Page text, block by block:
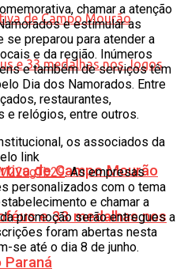
de Campo Mourão
e 33 medalhas nos
chamar a atenção
e estimular as
preparou para atender a
e da região. Inúmeros
e também de serviços têm
Dia dos Namorados. Entre
restaurantes,
e relógios, entre outros.
os associados da
link
. As empresas
personalizados com o tema
e chamar a
promoção serão entregues a
foram abertas nesta
se até o dia 8 de junho.